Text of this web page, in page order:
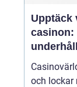
Upptäck
casinon:
och